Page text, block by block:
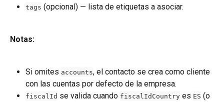
tags (opcional) — lista de etiquetas a asociar.
Notas:
Si omites accounts, el contacto se crea como cliente
con las cuentas por defecto de la empresa.
fiscalId se valida cuando fiscalIdCountry es ES (o